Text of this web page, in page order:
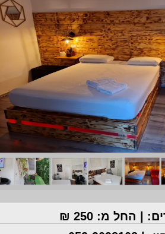
| החל מ: 250 ₪